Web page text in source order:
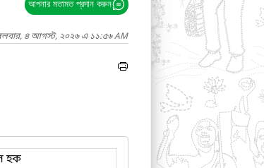
আপনার মতামত প্রদান করুন
৪ আগস্ট, ২০২৬ এ ১১:৫৬ AM
হক